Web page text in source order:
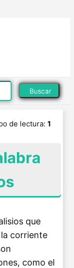
Buscar
de lectura: 1
que
corriente
como el